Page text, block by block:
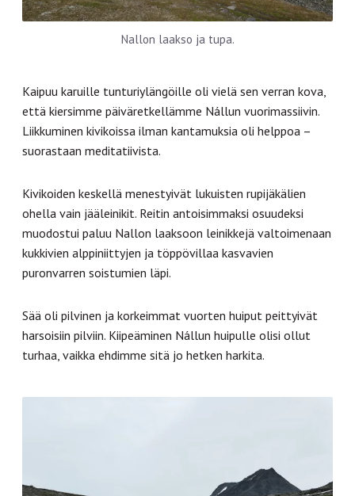
Nallon laakso ja tupa.
Kaipuu karuille tunturiylängöille oli vielä sen verran kova,
että kiersimme päiväretkellämme Nállun vuorimassiivin.
Liikkuminen kivikoissa ilman kantamuksia oli helppoa –
suorastaan meditatiivista.
Kivikoiden keskellä menestyivät lukuisten rupijäkälien
ohella vain jääleinikit. Reitin antoisimmaksi osuudeksi
muodostui paluu Nallon laaksoon leinikkejä valtoimenaan
kukkivien alppiniittyjen ja töppövillaa kasvavien
puronvarren soistumien läpi.
Sää oli pilvinen ja korkeimmat vuorten huiput peittyivät
harsoisiin pilviin. Kiipeäminen Nállun huipulle olisi ollut
turhaa, vaikka ehdimme sitä jo hetken harkita.